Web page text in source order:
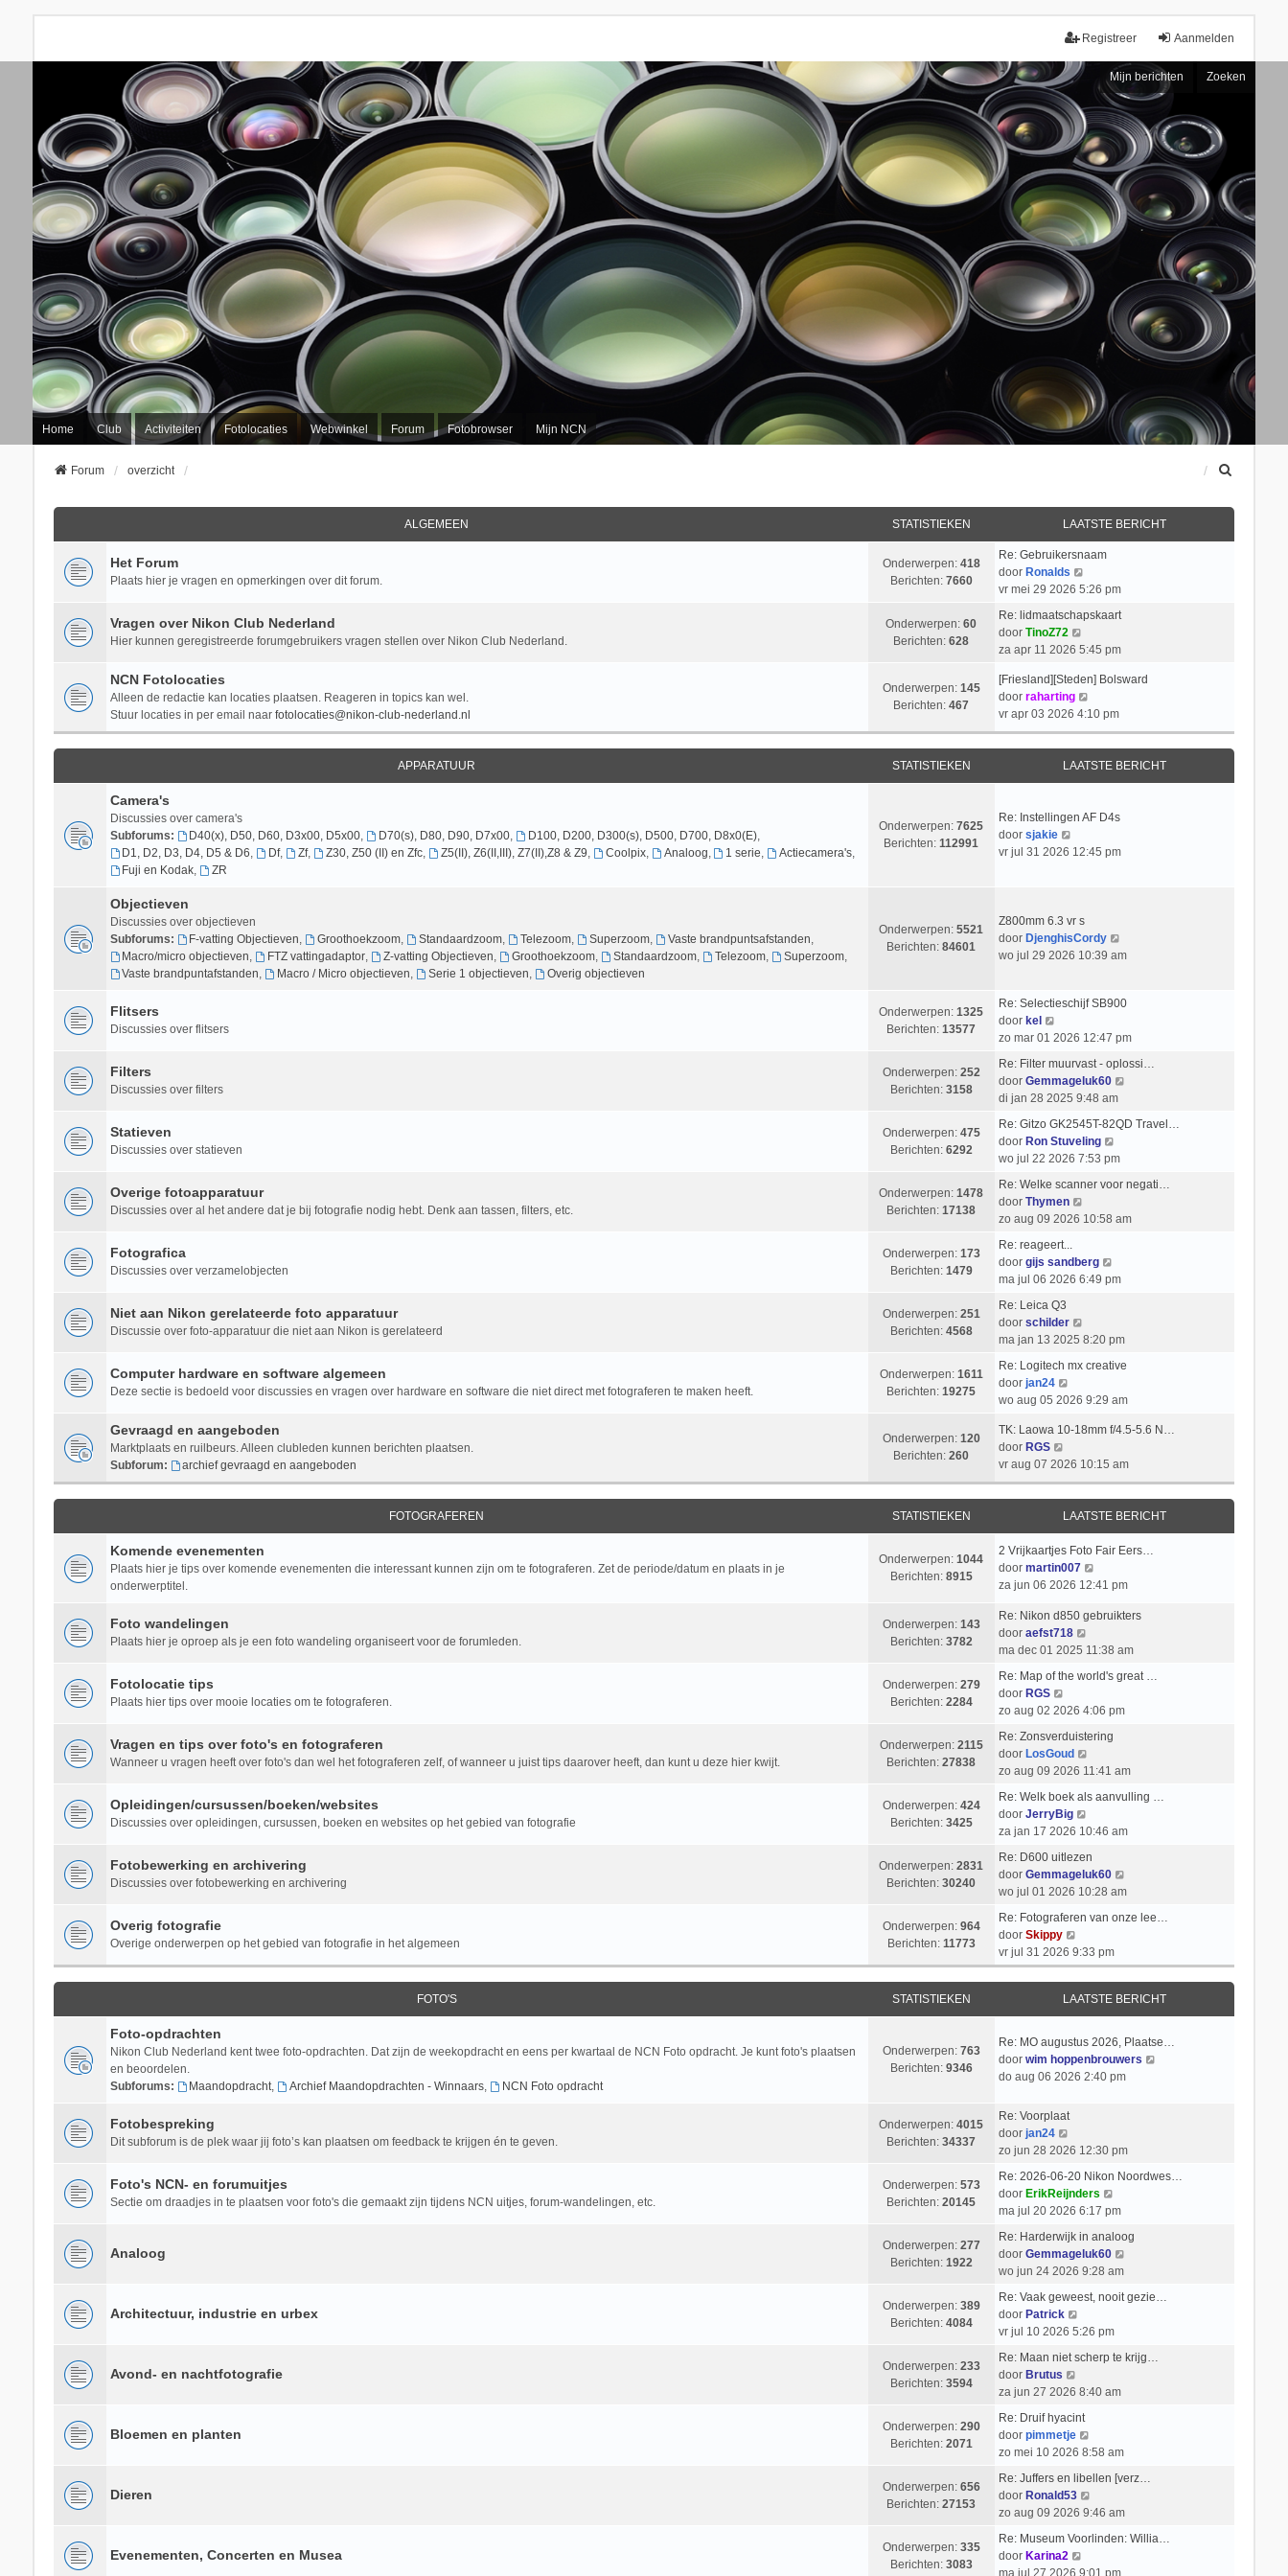
Aanmelden
Registreer
Mijn berichten Zoeken
Home Club Activiteiten Fotolocaties Webwinkel Forum Fotobrowser Mijn NCN
Forum overzicht
ALGEMEEN STATISTIEKEN LAATSTE BERICHT
Het Forum
Plaats hier je vragen en opmerkingen over dit forum.
Onderwerpen: 418
Berichten: 7660
Re: Gebruikersnaam
door Ronalds
e
i
k
l
a
a
t
e
i
vr mei 29 2026 5:26 pm
Vragen over Nikon Club Nederland
Hier kunnen geregistreerde forumgebruikers vragen stellen over Nikon Club Nederland.
Onderwerpen:60
Berichten:628
Re: lidmaatschapskaart
door TinoZ72
e
i
j
k
l
a
a
t
t
b
c
h
t
za apr 11 2026 5:45 pm
NCN Fotolocaties
Alleen de redactie kan locaties plaatsen. Reageren in topics kan wel.
Stuur locaties in per email naar fotolocaties@nikon-club-nederland.nl
Onderwerpen: 145
Berichten:467
[Friesland][Steden] Bolsward
door raharting
e
k
i
j
k
a
t
e
r
h
vr apr 03 2026 4:10 pm
APPARATUUR STATISTIEKEN LAATSTE BERICHT
Camera's
Discussies over camera's
Subforums:
D40(x), D50, D60, D3x00, D5x00, D70(s), D80, D90, D7x00, D100, D200, D300(s), D500, D700, D8x0(E),
D1, D2, D3, D4, D5 & D6, Df, Zf, Z30, Z50 (II) en Zfc, Z5(II), Z6(II,III), Z7(II),Z8 & Z9, Coolpix, Analoog, 1 serie, Actiecamera's,
Fuji en Kodak, ZR
Onderwerpen:7625
Berichten:112991
Re: Instellingen AF D4s
door sjakie
e
k
l
a
s
e
b
e
r
c
h
t
vr jul 31 2026 12:45 pm
Objectieven
Discussies over objectieven
Subforums:
F-vatting Objectieven, Groothoekzoom, Standaardzoom, Telezoom, Superzoom, Vaste brandpuntsafstanden,
Macro/micro objectieven, FTZ vattingadaptor, Z-vatting Objectieven, Groothoekzoom, Standaardzoom, Telezoom, Superzoom,
Vaste brandpuntafstanden, Macro / Micro objectieven, Serie 1 objectieven, Overig objectieven
Onderwerpen:5521
Berichten:84601
Z800mm 6.3 vr s
door DjenghisCordy
e
j
l
a
a
t
e
i
wo jul 29 2026 10:39 am
Flitsers
Discussies over flitsers
Onderwerpen:1325
Berichten:13577
Re: Selectieschijf SB900
door kel
e
i
j
k
l
a
a
s
t
e
b
e
r
c
h
t
zo mar 01 2026 12:47 pm
Filters
Discussies over filters
Onderwerpen: 252
Berichten: 3158
Re: Filter muurvast - oplossi…
door Gemmageluk60
i
l
a
c
t
di jan 28 2025 9:48 am
Statieven
Discussies over statieven
Onderwerpen: 475
Berichten: 6292
Re: Gitzo GK2545T-82QD Travel…
door Ron Stuveling
e
i
k
a
e
b
r
c
t
wo jul 22 2026 7:53 pm
Overige fotoapparatuur
Discussies over al het andere dat je bij fotografie nodig hebt. Denk aan tassen, filters, etc.
Onderwerpen:1478
Berichten:17138
Re: Welke scanner voor negati…
door Thymen
e
j
k
a
s
e
b
r
h
zo aug 09 2026 10:58 am
Fotografica
Discussies over verzamelobjecten
Onderwerpen: 173
Berichten: 1479
Re: reageert...
door gijs sandberg
e
k
l
a
s
e
b
e
r
i
c
t
ma jul 06 2026 6:49 pm
Niet aan Nikon gerelateerde foto apparatuur
Discussie over foto-apparatuur die niet aan Nikon is gerelateerd
Onderwerpen: 251
Berichten: 4568
Re: Leica Q3
door schilder
e
k
l
a
t
b
e
r
c
h
ma jan 13 2025 8:20 pm
Computer hardware en software algemeen
Deze sectie is bedoeld voor discussies en vragen over hardware en software die niet direct met fotograferen te maken heeft.
Onderwerpen: 1611
Berichten:19275
Re: Logitech mx creative
door jan24
e
i
k
l
a
a
t
s
t
e
e
r
i
c
t
wo aug 05 2026 9:29 am
Gevraagd en aangeboden
Marktplaats en ruilbeurs. Alleen clubleden kunnen berichten plaatsen.
Subforum:
archief gevraagd en aangeboden
Onderwerpen: 120
Berichten:260
TK: Laowa 10-18mm f/4.5-5.6 N…
door RGS
e
k
i
j
k
l
a
a
s
t
e
b
r
c
h
t
vr aug 07 2026 10:15 am
FOTOGRAFEREN STATISTIEKEN LAATSTE BERICHT
Komende evenementen
Plaats hier je tips over komende evenementen die interessant kunnen zijn om te fotograferen. Zet de periode/datum en plaats in je
onderwerptitel.
Onderwerpen:1044
Berichten: 8915
2 Vrijkaartjes Foto Fair Eers…
door martin007
e
i
k
l
a
s
e
b
r
h
t
za jun 06 2026 12:41 pm
Foto wandelingen
Plaats hier je oproep als je een foto wandeling organiseert voor de forumleden.
Onderwerpen: 143
Berichten: 3782
Re: Nikon d850 gebruikters
door aefst718
e
i
k
l
a
s
e
b
e
r
c
t
ma dec 01 2025 11:38 am
Fotolocatie tips
Plaats hier tips over mooie locaties om te fotograferen.
Onderwerpen: 279
Berichten: 2284
Re: Map of the world's great …
door RGS
e
i
j
k
l
a
a
s
t
e
b
e
r
i
c
h
t
zo aug 02 2026 4:06 pm
Vragen en tips over foto's en fotograferen
Wanneer u vragen heeft over foto's dan wel het fotograferen zelf, of wanneer u juist tips daarover heeft, dan kunt u deze hier kwijt.
Onderwerpen: 2115
Berichten:27838
Re: Zonsverduistering
door LosGoud
e
i
k
l
a
a
s
e
e
c
h
t
zo aug 09 2026 11:41 am
Opleidingen/cursussen/boeken/websites
Discussies over opleidingen, cursussen, boeken en websites op het gebied van fotografie
Onderwerpen: 424
Berichten: 3425
Re: Welk boek als aanvulling …
door JerryBig
e
i
j
k
l
a
t
s
t
e
b
e
r
za jan 17 2026 10:46 am
Fotobewerking en archivering
Discussies over fotobewerking en archivering
Onderwerpen:2831
Berichten:30240
Re: D600 uitlezen
door Gemmageluk60
e
i
a
s
t
e
i
h
wo jul 01 2026 10:28 am
Overig fotografie
Overige onderwerpen op het gebied van fotografie in het algemeen
Onderwerpen: 964
Berichten: 11773
Re: Fotograferen van onze lee…
door Skippy
e
k
i
j
k
l
a
a
b
e
r
i
h
t
vr jul 31 2026 9:33 pm
FOTO'S STATISTIEKEN LAATSTE BERICHT
Foto-opdrachten
Nikon Club Nederland kent twee foto-opdrachten. Dat zijn de weekopdracht en eens per kwartaal de NCN Foto opdracht. Je kunt foto's plaatsen
en beoordelen.
Subforums:
Maandopdracht, Archief Maandopdrachten - Winnaars, NCN Foto opdracht
Onderwerpen: 763
Berichten: 9346
Re: MO augustus 2026, Plaatse…
door wim hoppenbrouwers
a
e
do aug 06 2026 2:40 pm
Fotobespreking
Dit subforum is de plek waar jij foto’s kan plaatsen om feedback te krijgen én te geven.
Onderwerpen:4015
Berichten:34337
Re: Voorplaat
door jan24
e
i
j
k
l
a
a
s
t
e
b
e
r
c
h
t
zo jun 28 2026 12:30 pm
Foto's NCN- en forumuitjes
Sectie om draadjes in te plaatsen voor foto's die gemaakt zijn tijdens NCN uitjes, forum-wandelingen, etc.
Onderwerpen: 573
Berichten:20145
Re: 2026-06-20 Nikon Noordwes…
door ErikReijnders
e
i
j
k
l
a
s
e
r
c
t
ma jul 20 2026 6:17 pm
Analoog Onderwerpen: 277
Berichten: 1922
Re: Harderwijk in analoog
door Gemmageluk60
i
l
b
c
wo jun 24 2026 9:28 am
Architectuur, industrie en urbex Onderwerpen: 389
Berichten: 4084
Re: Vaak geweest, nooit gezie…
door Patrick
e
i
k
l
a
a
s
t
e
b
e
r
vr jul 10 2026 5:26 pm
Avond- en nachtfotografie Onderwerpen: 233
Berichten: 3594
Re: Maan niet scherp te krijg…
door Brutus
e
i
k
l
a
a
s
t
za jun 27 2026 8:40 am
Bloemen en planten Onderwerpen: 290
Berichten: 2071
Re: Druif hyacint
door pimmetje
e
i
k
l
a
zo mei 10 2026 8:58 am
Dieren Onderwerpen: 656
Berichten:27153
Re: Juffers en libellen [verz…
door Ronald53
e
i
zo aug 09 2026 9:46 am
Evenementen, Concerten en Musea Onderwerpen: 335
Berichten: 3083
Re: Museum Voorlinden: Willia…
door Karina2
e
ma jul 27 2026 9:01 pm